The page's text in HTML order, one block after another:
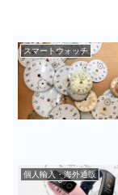
スマートウォッチ
個人輸入・海外通販